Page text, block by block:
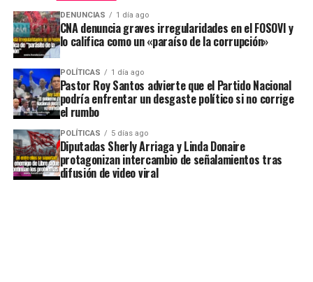
DENUNCIAS 1 día ago
CNA denuncia graves irregularidades en el FOSOVI y
lo califica como un «paraíso de la corrupción»
POLÍTICAS 1 día ago
Pastor Roy Santos advierte que el Partido Nacional
podría enfrentar un desgaste político si no corrige
el rumbo
POLÍTICAS 5 días ago
Diputadas Sherly Arriaga y Linda Donaire
protagonizan intercambio de señalamientos tras
difusión de video viral